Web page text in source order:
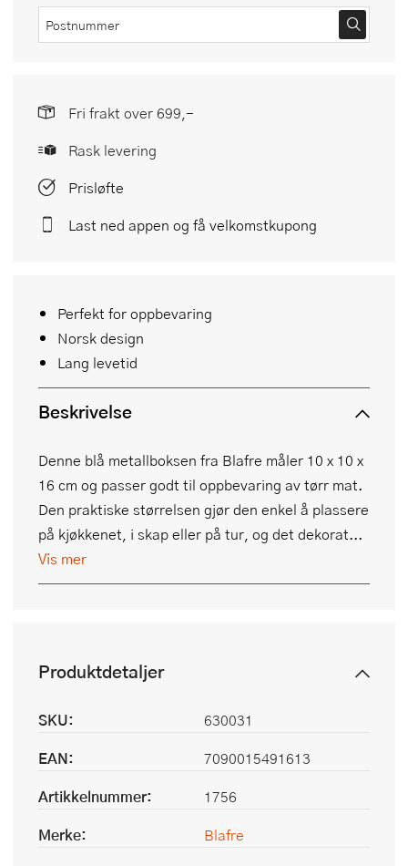
Perfekt for oppbevaring
Norsk design
Lang levetid
Beskrivelse
Denne blå metallboksen fra Blafre måler 10 x 10 x
16 cm og passer godt til oppbevaring av tørr mat.
Den praktiske størrelsen gjør den enkel å plassere
på kjøkkenet, i skap eller på tur, og det dekorat...
Vis mer
Fri frakt over 699,-
Rask levering
Prisløfte
Last ned appen og få velkomstkupong
Produktdetaljer
SKU:
630031
EAN:
7090015491613
Artikkelnummer:
1756
Merke:
Blafre